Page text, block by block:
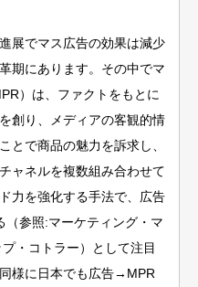
展でマス広告の効果は減少
期にあります。その中でマ
）は、ファクトをもとに
創り、メディアの客観的情
とで商品の魅力を訴求し、
ャネルを複数組み合わせて
力を強化する手法で、広告
（参照:マーケティング・マ
・コトラー）として注目
様に日本でも広告→MPR